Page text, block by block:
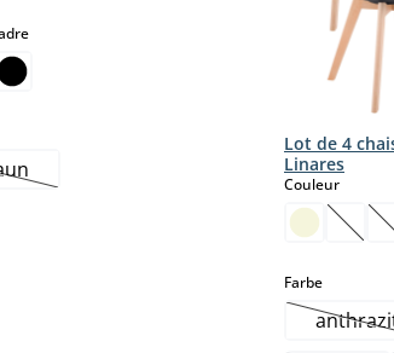
select
option n'est pas disponible pour le moment.)
Lot de 4
Linares
Couleurselect
Farbeselect